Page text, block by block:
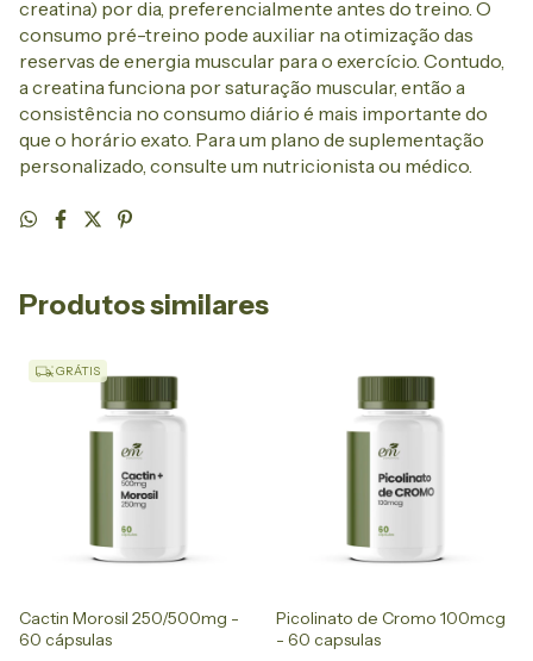
creatina) por dia, preferencialmente antes do treino. O
consumo pré-treino pode auxiliar na otimização das
reservas de energia muscular para o exercício. Contudo,
a creatina funciona por saturação muscular, então a
consistência no consumo diário é mais importante do
que o horário exato. Para um plano de suplementação
personalizado, consulte um nutricionista ou médico.
Produtos similares
GRÁTIS
Cactin Morosil 250/500mg -
60 cápsulas
Picolinato de Cromo 100mcg
- 60 capsulas